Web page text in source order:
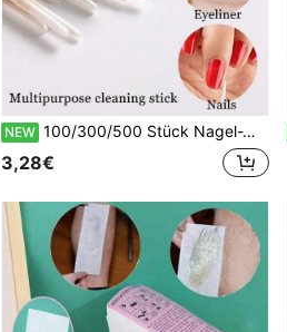
NEW 100/300/500 Stück Nagel-Watte-Stäbchen Reinigungshilfen, aus Holz, für Nageldetail-Korrektur und Nagelentfernung, Nagelzubehör, Nagelwerkzeuge, Nagelkunst-Werkzeuge, Schulanfang Saison, Nägel, Nagelwerkzeuge (für Patch-Nägel)
3,28€